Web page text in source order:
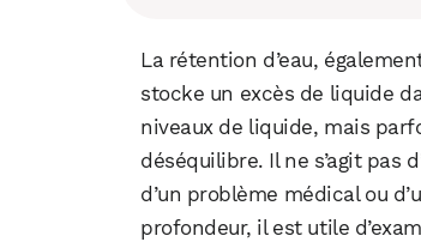
La rétention d’eau,
stocke un excès de liquide
niveaux de liquide, mais
déséquilibre. Il ne s’agit pas
d’un problème médical ou
profondeur, il est utile